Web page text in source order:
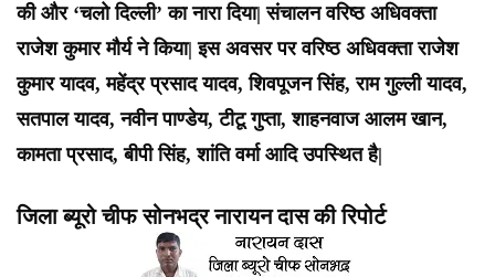
की और ‘चलो दिल्ली’ का नारा दिया| संचालन वरिष्ठ अधिवक्ता
राजेश कुमार मौर्य ने किया| इस अवसर पर वरिष्ठ अधिवक्ता राजेश
कुमार यादव, महेंद्र प्रसाद यादव, शिवपूजन सिंह, राम गुल्ली यादव,
सतपाल यादव, नवीन पाण्डेय, टीटू गुप्ता, शाहनवाज आलम खान,
कामता प्रसाद, बीपी सिंह, शांति वर्मा आदि उपस्थित है|
जिला ब्यूरो चीफ सोनभद्र नारायन दास की रिपोर्ट